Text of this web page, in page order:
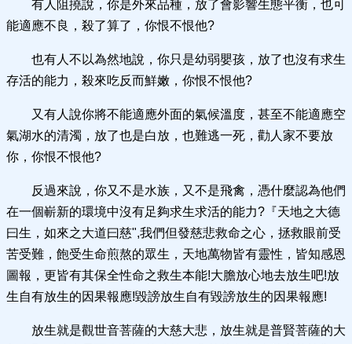
有人阻撓說，你是外來品種，放了會影響生態平衡，也可
能適應不良，殺了算了，你恨不恨他?
也有人不以為然地說，你只是幼弱嬰孩，放了也沒有求生
存活的能力，殺來吃反而鮮嫩，你恨不恨他?
又有人說你將不能適應外面的氣候溫度，甚至不能適應空
氣湖水的清濁，放了也是白放，也難逃一死，勸人家不要放
你，你恨不恨他?
反過來說，你又不是水族，又不是飛禽，憑什麼認為他們
在一個嶄新的環境中沒有足夠求生求活的能力?『天地之大德
曰生，如來之大道曰慈",我們但發慈悲救命之心，拯救眼前受
苦受難，飽受生命煎熬的眾生，天地萬物皆有靈性，皆知感恩
圖報，更皆有其保全性命之救生本能!大膽放心地去放生吧!放
生自有放生的因果報應!毀謗放生自有毀謗放生的因果報應!
放生就是觀世音菩薩的大慈大悲，放生就是普賢菩薩的大